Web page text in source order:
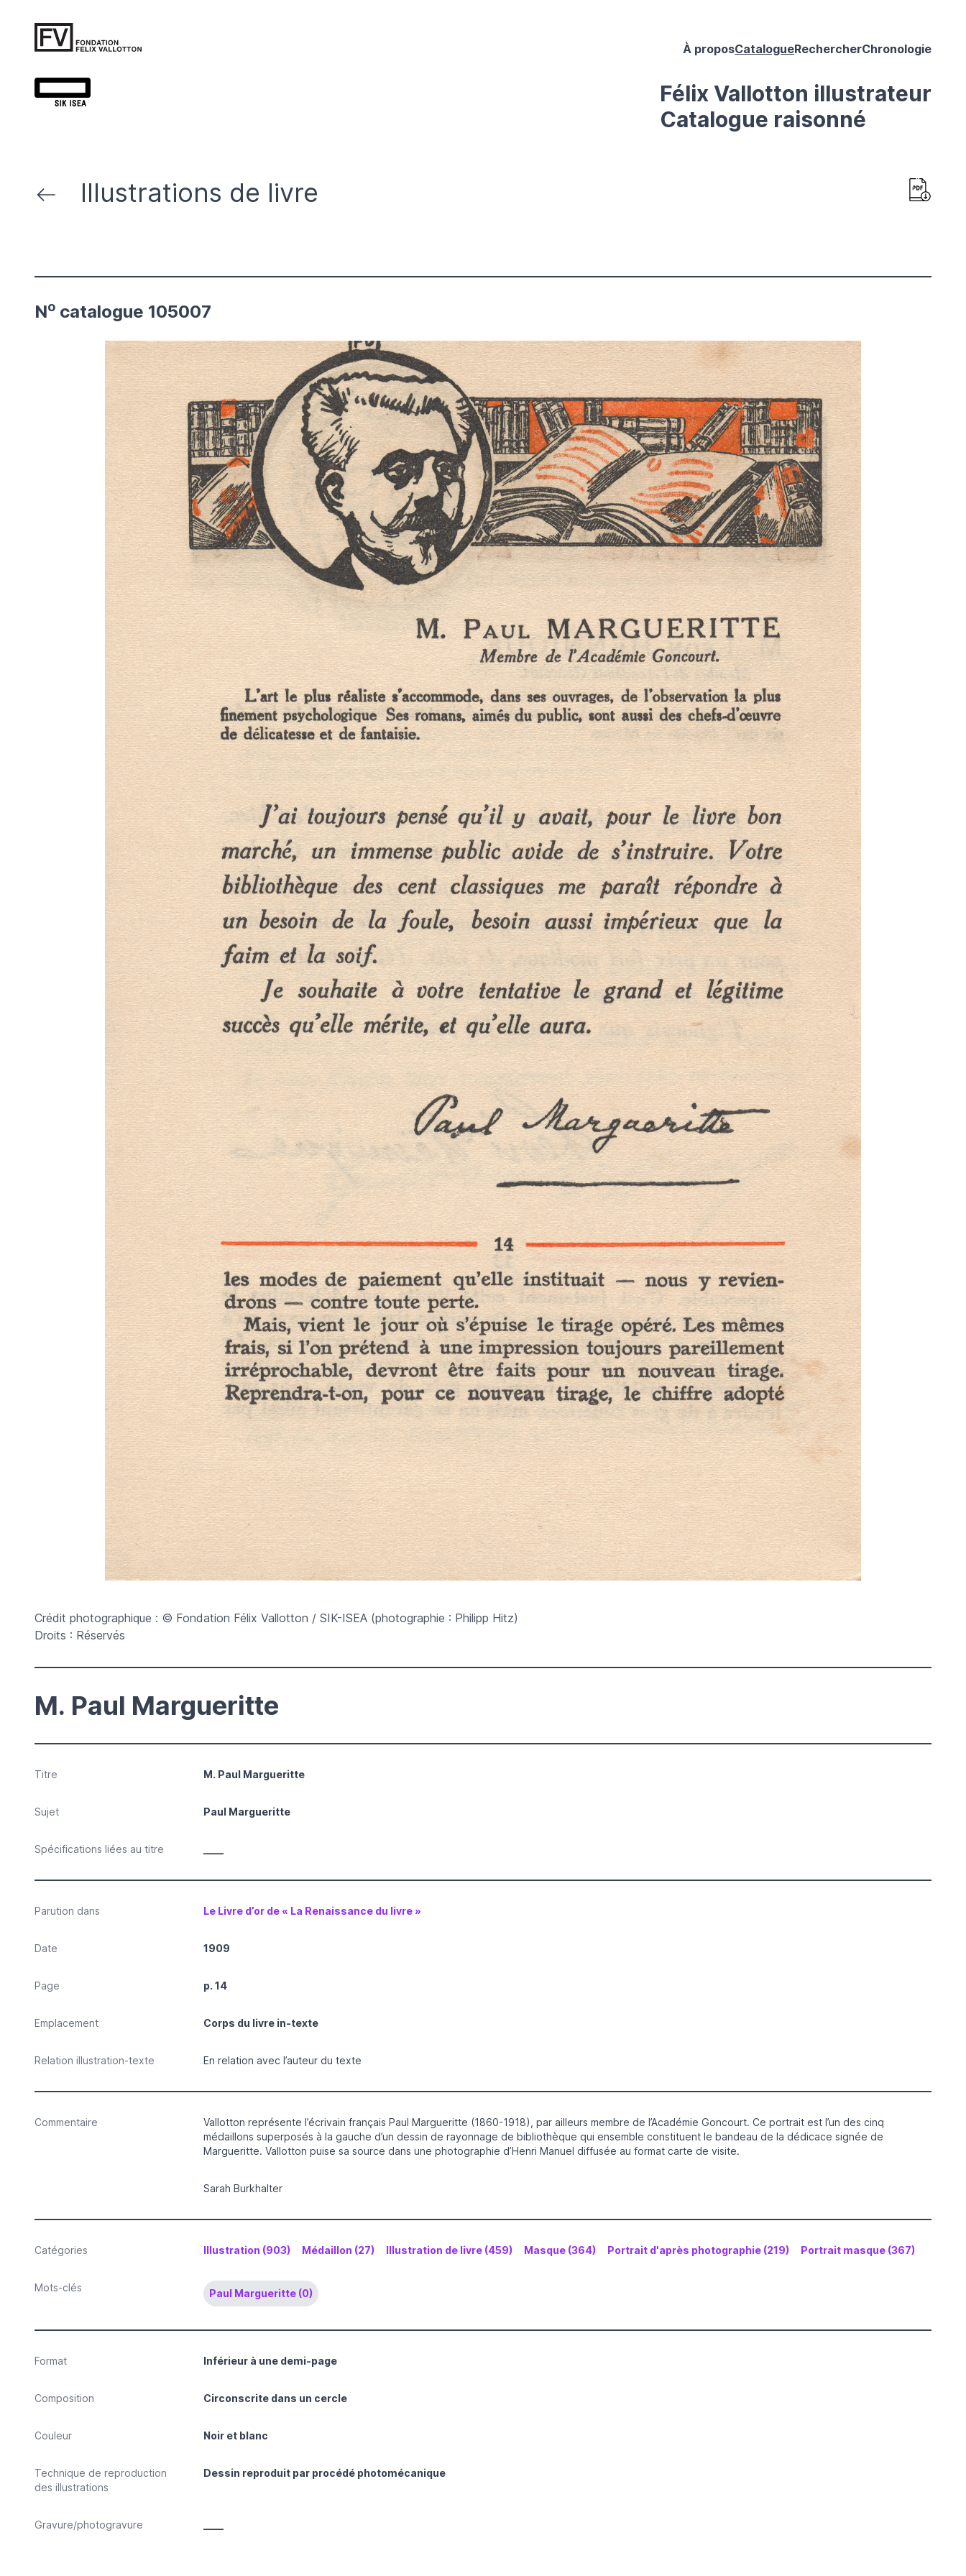
À proposCatalogueRechercherChronologie
Félix Vallotton illustrateur
Catalogue raisonné
Illustrations de livre
No catalogue 105007
Crédit photographique : © Fondation Félix Vallotton / SIK-ISEA (photographie : Philipp Hitz)
Droits : Réservés
M. Paul Margueritte
Titre M. Paul Margueritte
Sujet Paul Margueritte
Spécifications liées au titre
Parution dans Le Livre d’or de « La Renaissance du livre »
Date 1909
Page p. 14
Emplacement Corps du livre in-texte
Relation illustration-texte En relation avec l’auteur du texte
Commentaire
Vallotton représente l’écrivain français Paul Margueritte (1860-1918), par ailleurs membre de l’Académie Goncourt. Ce portrait est l’un des cinq
médaillons superposés à la gauche d’un dessin de rayonnage de bibliothèque qui ensemble constituent le bandeau de la dédicace signée de
Margueritte. Vallotton puise sa source dans une photographie d’Henri Manuel diffusée au format carte de visite.
Sarah Burkhalter
Catégories Illustration (903) Médaillon (27) Illustration de livre (459) Masque (364) Portrait d'après photographie (219) Portrait masque (367)
Mots-clés Paul Margueritte (0)
Format Inférieur à une demi-page
Composition Circonscrite dans un cercle
Couleur Noir et blanc
Technique de reproduction
des illustrations
Dessin reproduit par procédé photomécanique
Gravure/photogravure